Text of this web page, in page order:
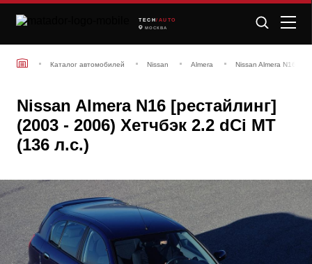
TECH /AUTO
МОСКВА
Каталог автомобилей Nissan Almera Nissan Almera N16
Nissan Almera N16 [рестайлинг]
(2003 - 2006) Хетчбэк 2.2 dCi MT
(136 л.с.)